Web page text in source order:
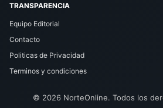
TRANSPARENCIA
Equipo Editorial
Contacto
Politicas de Privacidad
Terminos y condiciones
© 2026 NorteOnline. Todos los